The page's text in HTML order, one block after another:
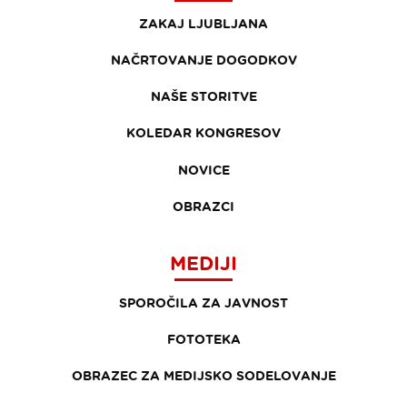
ZAKAJ LJUBLJANA
NAČRTOVANJE DOGODKOV
NAŠE STORITVE
KOLEDAR KONGRESOV
NOVICE
OBRAZCI
MEDIJI
SPOROČILA ZA JAVNOST
FOTOTEKA
OBRAZEC ZA MEDIJSKO SODELOVANJE